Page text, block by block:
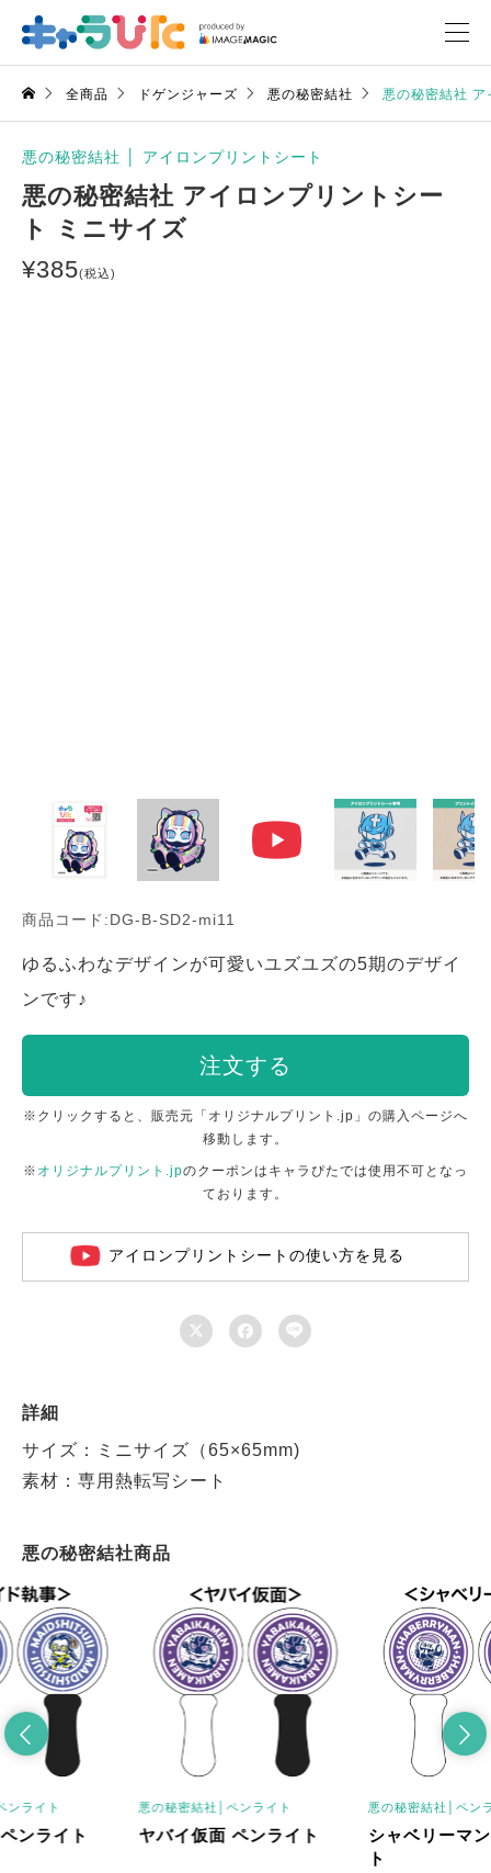
全商品 ドゲンジャーズ 悪の秘密結社 悪の秘密結社
悪の秘密結社 アイロンプリントシート
悪の秘密結社 アイロンプリントシー
ト ミニサイズ
¥385(税込)
商品コード:DG-B-SD2-mi11
ゆるふわなデザインが可愛いユズユズの5期のデザイ
ンです♪
注文する
※クリックすると、販売元「オリジナルプリント.jp」の購入ページへ
移動します。
※ オリジナルプリント.jpのクーポンはキャラぴたでは使用不可となっ
ております。
アイロンプリントシートの使い方を見る
  
詳細
サイズ：ミニサイズ（65×65mm)
素材：専用熱転写シート
悪の秘密結社商品
ンライト
ンライト
悪の秘密結社│ペンライト
ヤバイ仮面 ペンライト
悪の秘密結社│ペン
シャベリーマ
ト